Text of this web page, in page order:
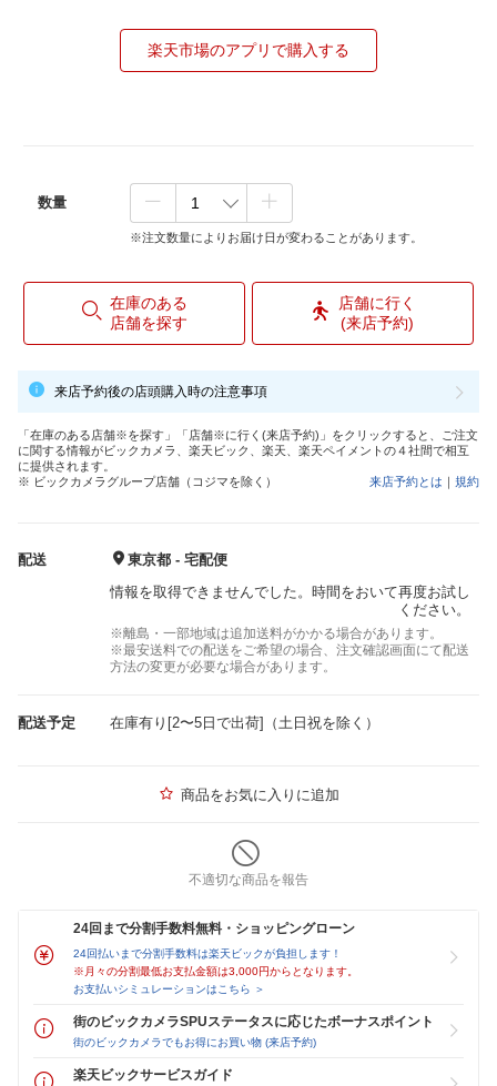
楽天市場のアプリで購入する
数量
※注文数量によりお届け日が変わることがあります。
在庫のある
店舗を探す
店舗に行く
(来店予約)
来店予約後の店頭購入時の注意事項
「在庫のある店舗※を探す」「店舗※に行く(来店予約)」をクリックすると、ご注文
に関する情報がビックカメラ、楽天ビック、楽天、楽天ペイメントの４社間で相互
に提供されます。
※ ビックカメラグループ店舗（コジマを除く）
来店予約とは ｜ 規約
配送
東京都 - 宅配便
情報を取得できませんでした。時間をおいて再度お試し
ください。
※離島・一部地域は追加送料がかかる場合があります。
※最安送料での配送をご希望の場合、注文確認画面にて配送
方法の変更が必要な場合があります。
配送予定 在庫有り[2〜5日で出荷]（土日祝を除く）
商品をお気に入りに追加
不適切な商品を報告
24回まで分割手数料無料・ショッピングローン
24回払いまで分割手数料は楽天ビックが負担します！
※月々の分割最低お支払金額は3,000円からとなります。
お支払いシミュレーションはこちら ＞
街のビックカメラSPUステータスに応じたボーナスポイント
街のビックカメラでもお得にお買い物 (来店予約)
楽天ビックサービスガイド